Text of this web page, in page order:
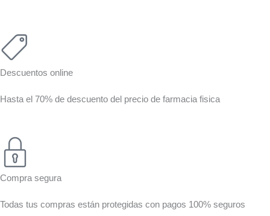
Descuentos online
Hasta el 70% de descuento del precio de farmacia fisica
Compra segura
Todas tus compras están protegidas con pagos 100% seguros